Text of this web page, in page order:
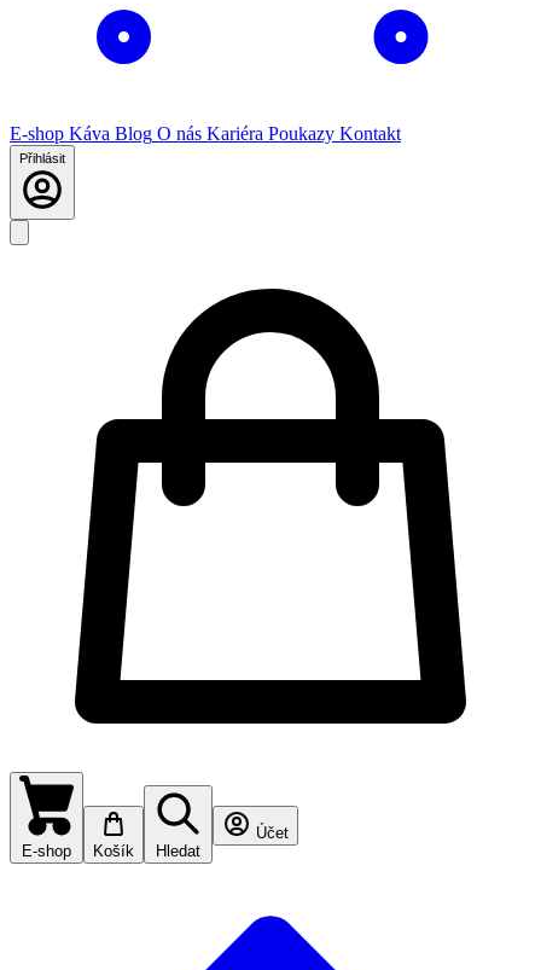
E-shop Káva Blog O nás Kariéra Poukazy Kontakt
Přihlásit
E-shop Košík Hledat
Účet